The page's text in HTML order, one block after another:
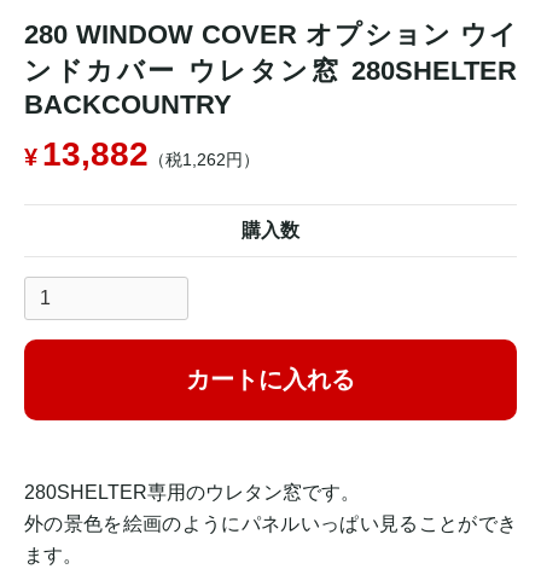
280 WINDOW COVER オプション ウイ
ンドカバー ウレタン窓 280SHELTER
BACKCOUNTRY
13,882 （税1,262円）
購入数
カートに入れる
280SHELTER専用のウレタン窓です。
外の景色を絵画のようにパネルいっぱい見ることができ
ます。